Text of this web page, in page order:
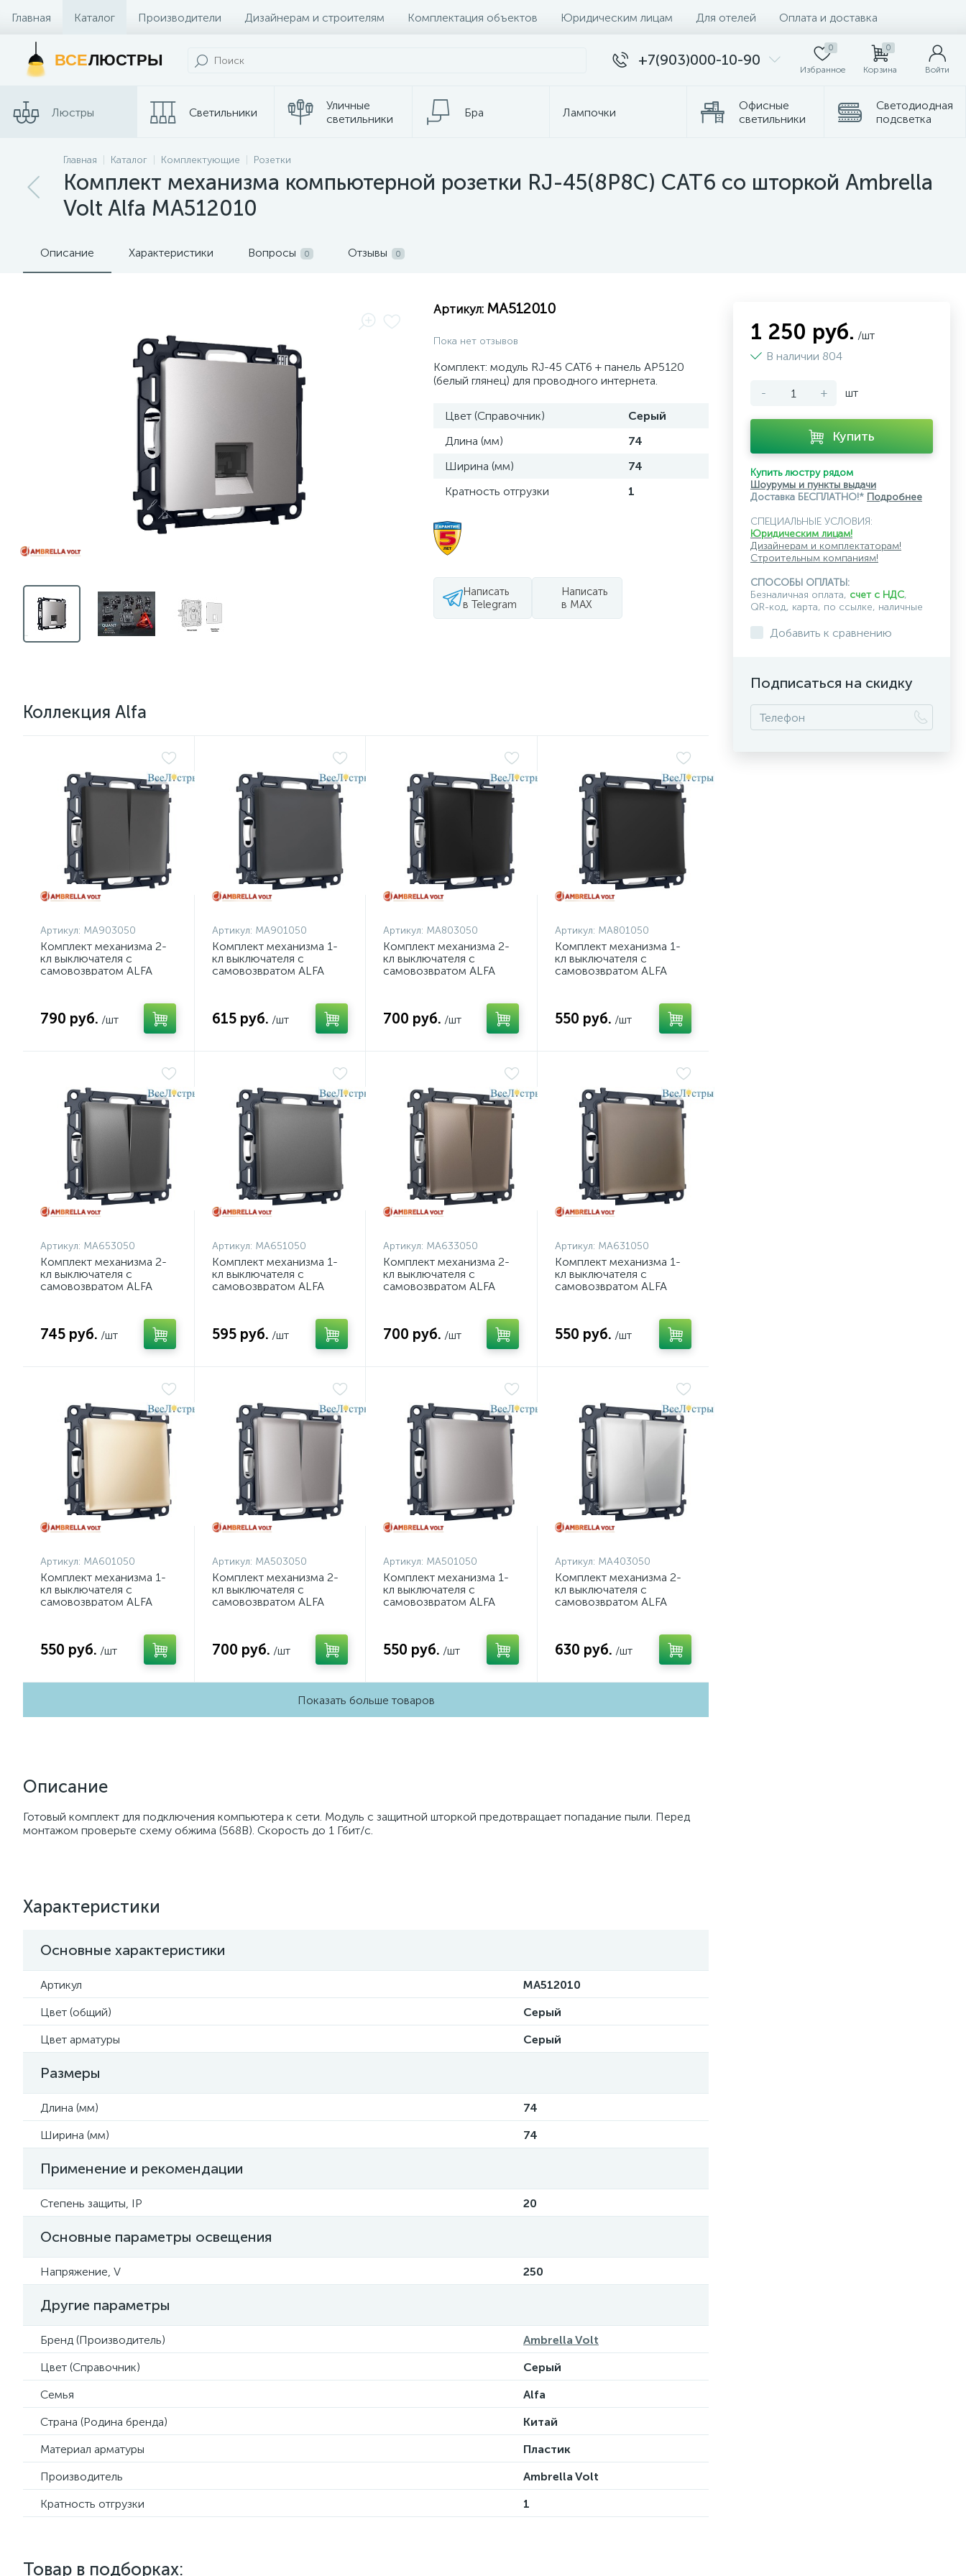
Главная Каталог Производители Дизайнерам и строителям Комплектация объектов Юридическим лицам Для отелей Оплата и доставка
Контакты и Магазины
ВСЕЛЮСТРЫ +7(903)000-10-90
0
Избранное
0
Корзина Войти
Люстры Светильники
Уличные
светильники
Бра Лампочки
Офисные
светильники
Светодиодная
подсветка
Споты
Трековые
лампы
Главная Каталог Комплектующие Розетки
Комплект механизма компьютерной розетки RJ-45(8P8C) CAT6 со шторкой Ambrella
Volt Alfa MA512010
Описание Характеристики Вопросы 0 Отзывы 0
Артикул: MA512010
Пока нет отзывов
Комплект: модуль RJ-45 CAT6 + панель AP5120
(белый глянец) для проводного интернета.
Цвет (Справочник)
Серый
Длина (мм)
74
Ширина (мм)
74
Кратность отгрузки
1
Написать
в Telegram
Написать
в MAX
Коллекция Alfa
Артикул: MA903050
Комплект механизма 2-
кл выключателя с
самовозвратом ALFA
MA903050 (AP9030,
VM129)
790 руб. /шт
Артикул: MA901050
Комплект механизма 1-
кл выключателя с
самовозвратом ALFA
MA901050 (AP9010,
VM113)
615 руб. /шт
Артикул: MA803050
Комплект механизма 2-
кл выключателя с
самовозвратом ALFA
700 руб. /шт
Артикул: MA801050
Комплект механизма 1-
кл выключателя с
самовозвратом ALFA
550 руб. /шт
Артикул: MA653050
Комплект механизма 2-
кл выключателя с
самовозвратом ALFA
745 руб. /шт
Артикул: MA651050
Комплект механизма 1-
кл выключателя с
самовозвратом ALFA
595 руб. /шт
Артикул: MA633050
Комплект механизма 2-
кл выключателя с
самовозвратом ALFA
MA633050 (AP6330,
VM129)
700 руб. /шт
Артикул: MA631050
Комплект механизма 1-
кл выключателя с
самовозвратом ALFA
MA631050 (AP6310,
VM113)
550 руб. /шт
Артикул: MA601050
Комплект механизма 1-
кл выключателя с
самовозвратом ALFA
550 руб. /шт
Артикул: MA503050
Комплект механизма 2-
кл выключателя с
самовозвратом ALFA
700 руб. /шт
Артикул: MA501050
Комплект механизма 1-
кл выключателя с
самовозвратом ALFA
550 руб. /шт
Артикул: MA403050
Комплект механизма 2-
кл выключателя с
самовозвратом ALFA
630 руб. /шт
Показать больше товаров
Описание
Готовый комплект для подключения компьютера к сети. Модуль с защитной шторкой предотвращает попадание пыли. Перед
монтажом проверьте схему обжима (568B). Скорость до 1 Гбит/с.
Характеристики
Основные характеристики
Артикул
MA512010
Цвет (общий)
Серый
Цвет арматуры
Серый
Размеры
Длина (мм)
74
Ширина (мм)
74
Применение и рекомендации
Степень защиты, IP 20
Основные параметры освещения
Напряжение, V 250
Другие параметры
Бренд (Производитель)
Ambrella Volt
Цвет (Справочник)
Серый
Семья
Alfa
Страна (Родина бренда)
Китай
Материал арматуры
Пластик
Производитель
Ambrella Volt
Кратность отгрузки
1
Товар в подборках:
1 250 руб. /шт
В наличии 804
- + шт
Купить
Купить люстру рядом
Шоурумы и пункты выдачи
Доставка БЕСПЛАТНО!* Подробнее
СПЕЦИАЛЬНЫЕ УСЛОВИЯ:
Юридическим лицам!
Дизайнерам и комплектаторам!
Строительным компаниям!
СПОСОБЫ ОПЛАТЫ:
Безналичная оплата, счет с НДС,
QR-код, карта, по ссылке, наличные
Добавить к сравнению
Подписаться на скидку